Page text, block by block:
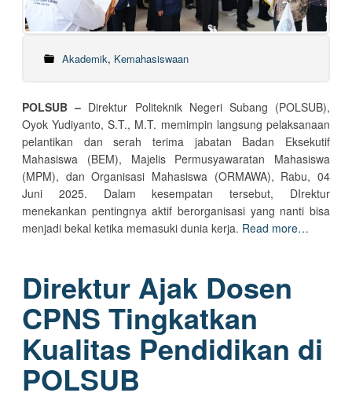
Akademik, Kemahasiswaan
POLSUB – Direktur Politeknik Negeri Subang (POLSUB),
Oyok Yudiyanto, S.T., M.T. memimpin langsung pelaksanaan
pelantikan dan serah terima jabatan Badan Eksekutif
Mahasiswa (BEM), Majelis Permusyawaratan Mahasiswa
(MPM), dan Organisasi Mahasiswa (ORMAWA), Rabu, 04
Juni 2025. Dalam kesempatan tersebut, DIrektur
menekankan pentingnya aktif berorganisasi yang nanti bisa
menjadi bekal ketika memasuki dunia kerja. Read more…
Direktur Ajak Dosen
CPNS Tingkatkan
Kualitas Pendidikan di
POLSUB